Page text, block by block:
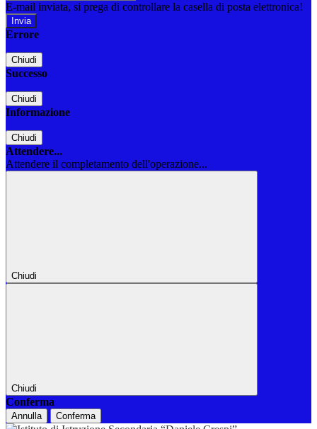
E-mail inviata, si prega di controllare la casella di posta elettronica!
Errore
Chiudi
Successo
Chiudi
Informazione
Chiudi
Attendere...
Attendere il completamento dell'operazione...
Chiudi
Chiudi
Conferma
Annulla Conferma